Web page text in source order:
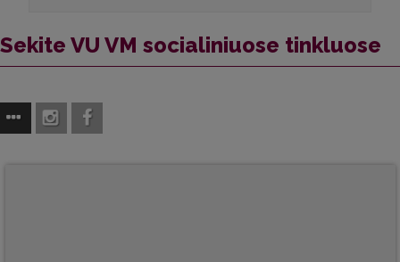
Sekite VU VM socialiniuose tinkluose